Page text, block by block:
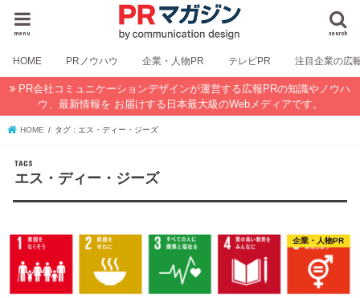
search
menu
HOME PRノウハウ 企業・人物PR テレビPR 注目企業の広
PR会社コミュニケーションデザインが運営する広報PRの知識やノウハ
ウ、最新情報を お届けする日本最大級のWebメディアです。
HOME タグ : エス・ディー・ジーズ
エス・ディー・ジーズ
企業・人物PR